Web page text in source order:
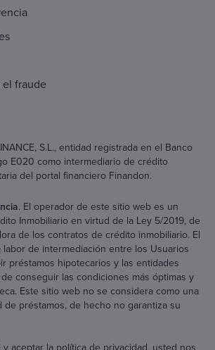
fraude
S.L., entidad registrada en el Banco
E020 como intermediario de crédito
del portal financiero Finandon.
. El operador de este sitio web es un
Inmobiliario en virtud de la Ley 5/2019, de
de los contratos de crédito inmobiliario. El
de intermediación entre los Usuarios
préstamos hipotecarios y las entidades
conseguir las condiciones más óptimas y
Este sitio web no se considera como una
préstamos, de hecho no garantiza su